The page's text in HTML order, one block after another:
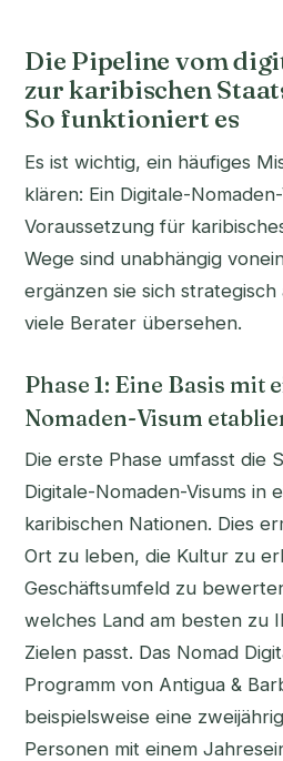
Die Pipeline vom
zur karibischen
So funktioniert es
Es ist wichtig, ein häufiges
klären: Ein Digitale-
Voraussetzung für
Wege sind unabhängig
ergänzen sie sich strategisch
viele Berater übersehen.
Phase 1: Eine Basis mit
Nomaden-Visum
Die erste Phase umfasst die
Digitale-Nomaden-Visums in
karibischen Nationen. Dies
Ort zu leben, die Kultur zu
Geschäftsumfeld zu
welches Land am besten zu
Zielen passt. Das Nomad
Programm von Antigua &
beispielsweise eine
Personen mit einem